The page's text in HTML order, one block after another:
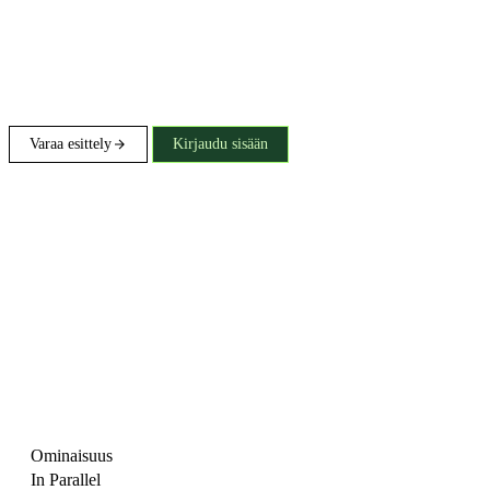
Varaa esittely Kirjaudu sisään
Ominaisuus
In Parallel